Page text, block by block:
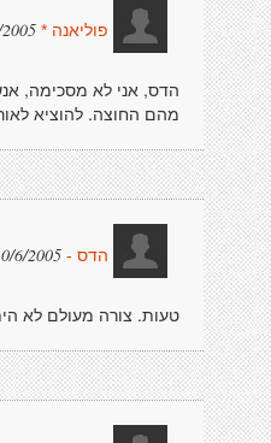
פוליאנה * 14:13:55
הדס, אני לא מסכימה,
מהם החוצה. להוציא
הדס - 6/2005 14:23:04
טעות. צורה מעולם לא